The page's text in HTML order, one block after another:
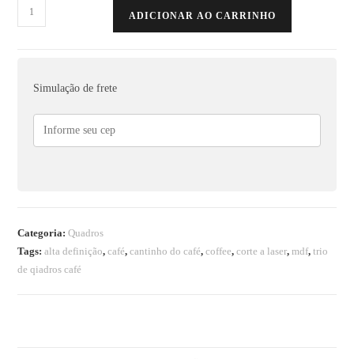
ADICIONAR AO CARRINHO
Simulação de frete
Categoria:Quadros
Tags:alta definição,café,cantinho do café,coffee,corte a laser,mdf,trio
de qiadros café